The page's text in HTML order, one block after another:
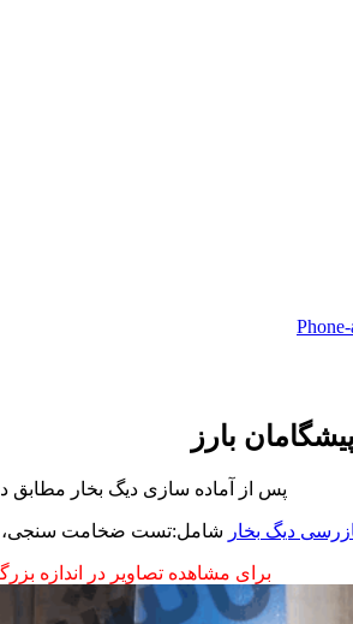
بارز
پس از آماده سازی دیگ بخار مطابق
دیگ بخار شامل:تست ضخامت سنجی،
برای مشاهده تصاویر در اندازه